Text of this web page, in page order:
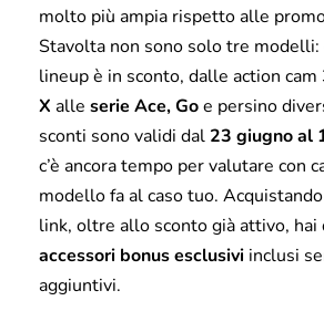
molto più ampia rispetto alle
Stavolta non sono solo tre
lineup è in sconto, dalle action
X alle serie Ace, Goe persino
sconti sono validi dal 23 giugno al
c’è ancora tempo per valutare con
modello fa al caso tuo.
link, oltre allo sconto già attivo, hai
accessori bonus esclusivi inclusi
aggiuntivi.